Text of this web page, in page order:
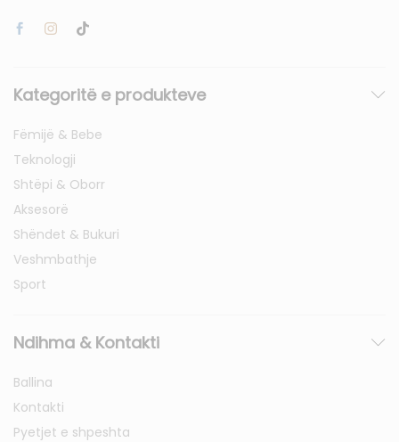
Kategoritë e produkteve
Fëmijë & Bebe
Teknologji
Shtëpi & Oborr
Aksesorë
Shëndet & Bukuri
Veshmbathje
Sport
Ndihma & Kontakti
Ballina
Kontakti
Pyetjet e shpeshta